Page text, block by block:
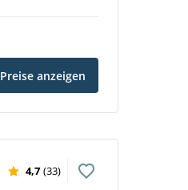
Preise anzeigen
4,7 (33)